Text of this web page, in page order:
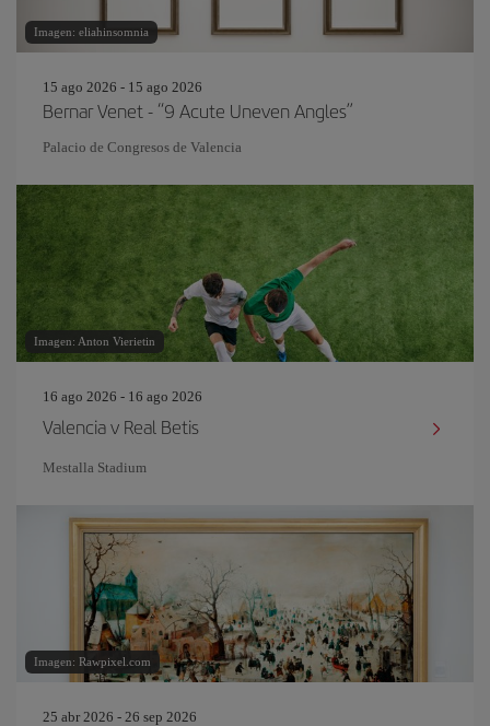
Imagen: eliahinsomnia
15 ago 2026 - 15 ago 2026
Bernar Venet - “9 Acute Uneven Angles”
Palacio de Congresos de Valencia
Imagen: Anton Vierietin
16 ago 2026 - 16 ago 2026
Valencia v Real Betis
Mestalla Stadium
Imagen: Rawpixel.com
25 abr 2026 - 26 sep 2026